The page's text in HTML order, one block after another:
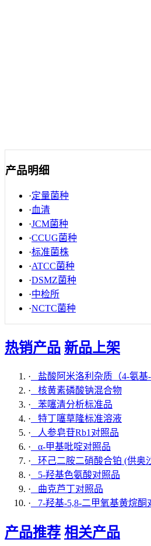
产品明细
·定量菌种
·血清
·JCM菌种
·CCUG菌种
·标准菌株
·ATCC菌种
·DSMZ菌种
·中检所
·NCTC菌种
热销产品 新品上架
· 盐酸阿米洛利杂质（4-氨基-
· 核黄素磷酸钠混合物
· 苯噻清分析标准品
· 特丁噻草隆标准溶液
· 人参皂苷Rb1对照品
· α-甲基吡啶对照品
· 环己二胺二硝酸合铂 (供奥
· 5-羟基色氨酸对照品
· 曲克芦丁对照品
· 7-羟基-5,8-二甲氧基黄烷酮
产品推荐 相关产品